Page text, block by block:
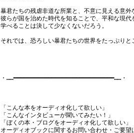
暴君たちの残虐非道な所業と、不意に見える意外
彼らが国を治めた時代を知ることで、平和な現代
学べることは決して少なくないだろう。
それでは、恐ろしい暴君たちの世界をたっぷりと
・……━━━━━━━━━━━━━━━━━━━━━━━━━━━━━……・
「こんな本をオーディオ化して欲しい」
「こんなインタビューが聞いてみたい！」
「ぼくの本・ブログをオーディオ化して欲しい」
オーディオブックに関するお問い合わせ・ご要望